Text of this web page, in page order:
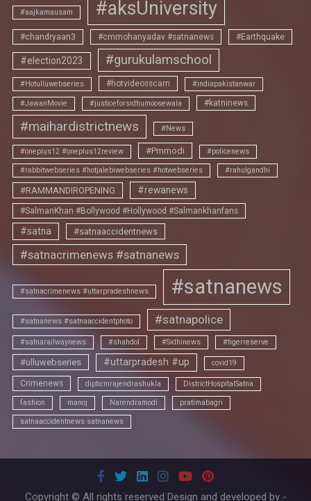
#aajkamausam #aksUniversity
#chandryaan3 #cmmohanyadav #satnanews #Earthquake
#election2023 #gurukulamschool
#Hotulluwebseries #hotvideosscam #indiapakistanwar
#JawanMovie #justiceforsidhumoosewala #katninews
#maihardistrictnews #News
#oneplus12 #oneplus12review #Pmmodi #policenews
#rabbitwebseries #hotjalebiwebseries #hotwebseries #rahulgandhi
#RAMMANDIROPENING #rewanews
#SalmanKhan #Bollywood #Hollywood #Salmankhanfans
#satna #satnaaccidentnews
#satnacrimenews #satnanews
#satnacrimenews #uttarpradeshnews #satnanews
#satnanews #satnaaccidentphoto #satnapolice
#satnarailwaynews #shahdol #Sidhinews #tigerreserve
#ulluwebseries #uttarpradesh #up covid19
Crimenews dipticmrajendrashukla DistrictHospitalSatna
fashion manoj Narendramodi pratimabagri
satnaaccidentnews satnanews
Copyright © All rights reserved Design and developed by -